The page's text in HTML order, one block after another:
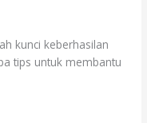
kunci keberhasilan
tips untuk membantu